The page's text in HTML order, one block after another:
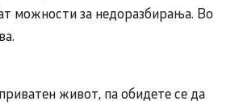
можности за недоразбирања. Во
живот, па обидете се да